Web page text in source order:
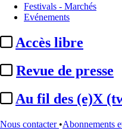
Festivals - Marchés
Evénements
Accès libre
Revue de presse
Au fil des (e)X
Nous contacter •Abonnements
02/08
02/08
Satellifacts : pause d'été
02/08
"L'Odyssée" : à Montpellier, le seul